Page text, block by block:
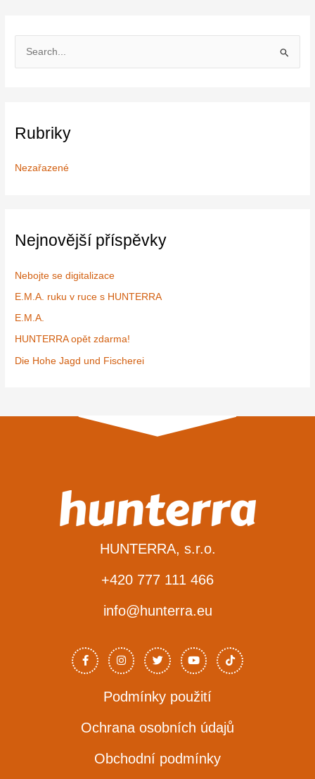
e
a
o
Rubriky
Nezařazené
Nejnovější příspěvky
Nebojte se digitalizace
E.M.A. ruku v ruce s HUNTERRA
E.M.A.
HUNTERRA opět zdarma!
Die Hohe Jagd und Fischerei
HUNTERRA, s.r.o.
+420 777 111 466
info@hunterra.eu
a
c
e
-
f
n
s
r
m
w
i
t
r
o
u
b
e
i
k
t
Podmínky použití
Ochrana osobních údajů
Obchodní podmínky